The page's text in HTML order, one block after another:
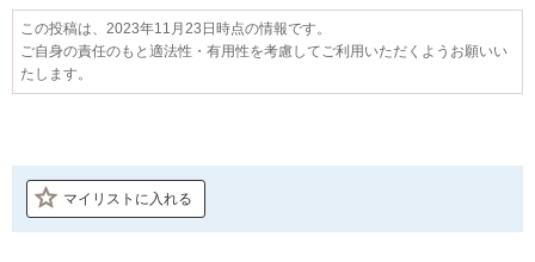
この投稿は、2023年11月23日時点の情報です。
ご自身の責任のもと適法性・有用性を考慮してご利用いただくようお願いい
たします。
マイリストに入れる